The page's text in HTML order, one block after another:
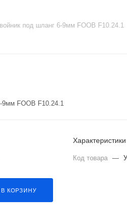
под шланг 6-9мм FOOB F10.24.1
9мм FOOB F10.24.1
В КОРЗИНУ
Характеристики
Код товара —